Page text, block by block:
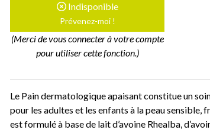
Indisponible
Prévenez-moi !
(Merci de vous connecter à votre compte
pour utiliser cette fonction.)
Le Pain dermatologique apaisant constitue un
pour les adultes et les enfants à la peau sensible,
est formulé à base de lait d’avoine Rhealba,